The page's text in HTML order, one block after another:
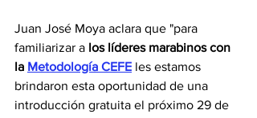
Juan José Moya aclara que "para
familiarizar a los líderes marabinos con
la Metodología CEFE les estamos
brindaron esta oportunidad de una
introducción gratuita el próximo 29 de